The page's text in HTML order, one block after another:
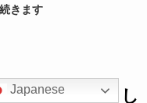
きます
ができていまし
Japanese